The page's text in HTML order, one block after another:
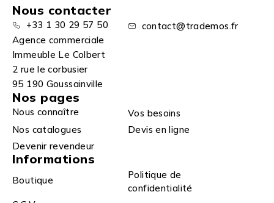
Nous contacter
+33 1 30 29 57 50
contact@trademos.fr
Agence commerciale
Immeuble Le Colbert
2 rue le corbusier
95 190 Goussainville
Nos pages
Nous connaître
Vos besoins
Nos catalogues
Devis en ligne
Devenir revendeur
Informations
Boutique
Politique de
confidentialité